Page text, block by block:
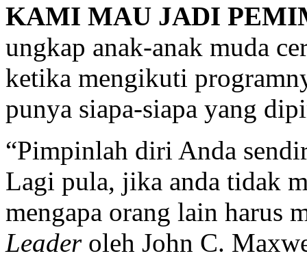
KAMI MAU JADI
ungkap anak-anak muda
ketika mengikuti
punya siapa-siapa yang
“Pimpinlah diri Anda
Lagi pula, jika anda tidak
mengapa orang lain harus
Leaderoleh John C.